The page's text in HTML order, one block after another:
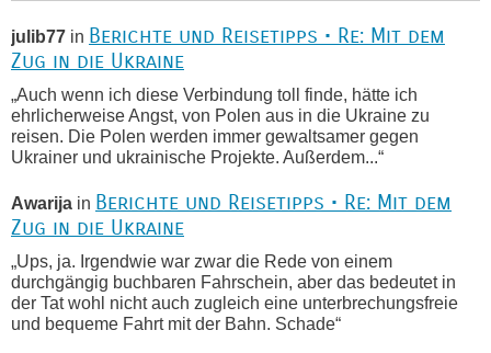
julib77 in Berichte und Reisetipps • Re: Mit dem
Zug in die Ukraine
„Auch wenn ich diese Verbindung toll finde, hätte ich
ehrlicherweise Angst, von Polen aus in die Ukraine zu
reisen. Die Polen werden immer gewaltsamer gegen
Ukrainer und ukrainische Projekte. Außerdem...“
Awarija in Berichte und Reisetipps • Re: Mit dem
Zug in die Ukraine
„Ups, ja. Irgendwie war zwar die Rede von einem
durchgängig buchbaren Fahrschein, aber das bedeutet in
der Tat wohl nicht auch zugleich eine unterbrechungsfreie
und bequeme Fahrt mit der Bahn. Schade“